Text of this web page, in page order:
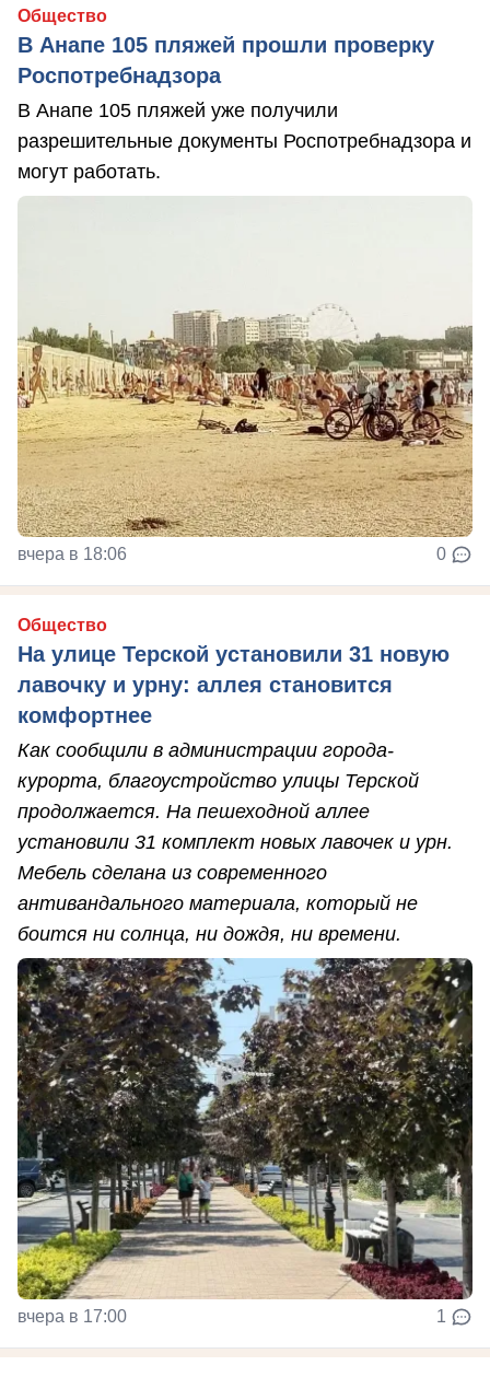
Общество
В Анапе 105 пляжей прошли проверку
Роспотребнадзора
В Анапе 105 пляжей уже получили
разрешительные документы Роспотребнадзора и
могут работать.
вчера в 18:06 0
Общество
На улице Терской установили 31 новую
лавочку и урну: аллея становится
комфортнее
Как сообщили в администрации города-
курорта, благоустройство улицы Терской
продолжается. На пешеходной аллее
установили 31 комплект новых лавочек и урн.
Мебель сделана из современного
антивандального материала, который не
боится ни солнца, ни дождя, ни времени.
вчера в 17:00 1